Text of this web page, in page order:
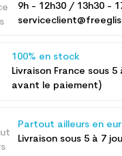
9h - 12h30 / 13h30 -
100% en stock
Livraison France sous
avant le paiement)
Partout ailleurs en
Livraison sous 5 à 7